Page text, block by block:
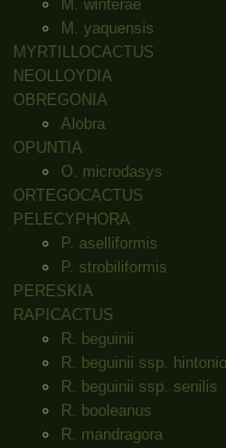
M. winterae
M. yaquensis
MYRTILLOCACTUS
NEOLLOYDIA
OBREGONIA
Alobra
OPUNTIA
O. microdasys
ORTEGOCACTUS
PELECYPHORA
P. aselliformis
P. strobiliformis
PERESKIA
RAPICACTUS
R. beguinii
R. beguinii ssp.
R. beguinii ssp. senilis
R. booleanus
R. mandragora